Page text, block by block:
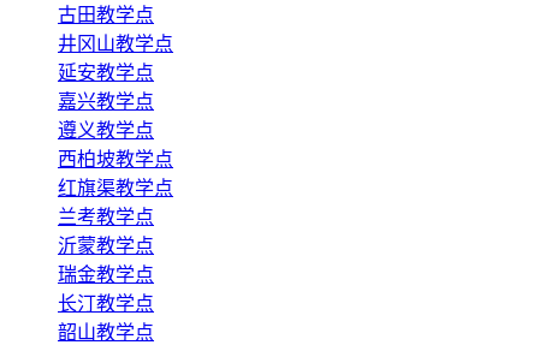
古田教学点
井冈山教学点
延安教学点
嘉兴教学点
遵义教学点
西柏坡教学点
红旗渠教学点
兰考教学点
沂蒙教学点
瑞金教学点
长汀教学点
韶山教学点